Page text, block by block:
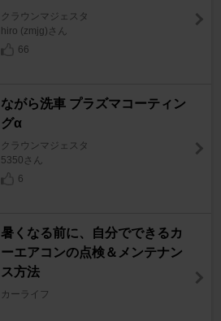
クラウンマジェスタ
hiro (zmjg)さん
66
ながら洗車 プラズマコーティン
グα
クラウンマジェスタ
5350さん
6
暑くなる前に、自分でできるカ
ーエアコンの点検＆メンテナン
ス方法
カーライフ